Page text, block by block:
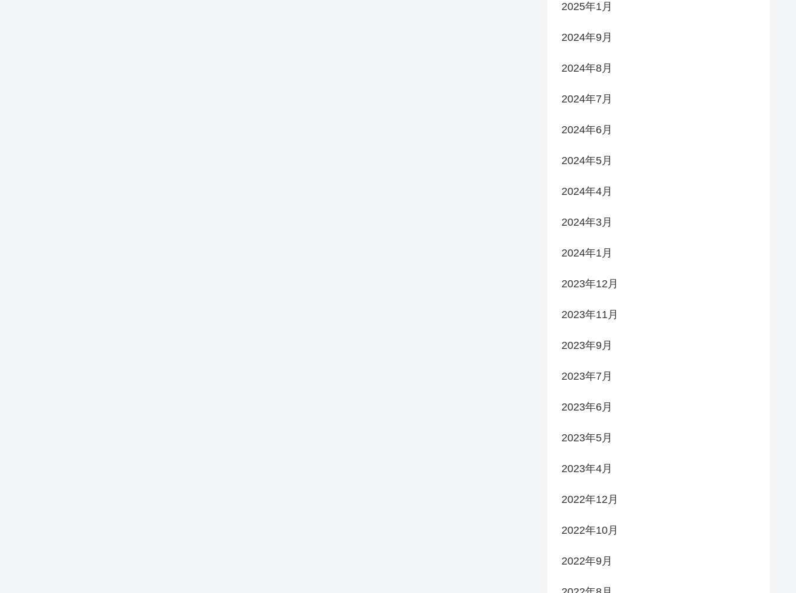
2025年1月
2024年9月
2024年8月
2024年7月
2024年6月
2024年5月
2024年4月
2024年3月
2024年1月
2023年12月
2023年11月
2023年9月
2023年7月
2023年6月
2023年5月
2023年4月
2022年12月
2022年10月
2022年9月